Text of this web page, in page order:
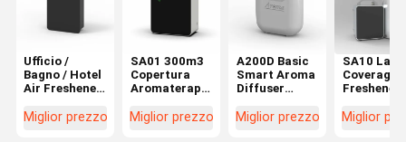
Ufficio /
Bagno / Hotel
Air Freshener
apparecchiature
Miglior prezzo
SA01 300m3
Copertura
Aromaterapia
profumi
Miglior prezzo
A200D Basic
Smart Aroma
Diffuser
Piccola area
Miglior prezzo
SA10
Coverage
Freshener
Aroma
Miglior